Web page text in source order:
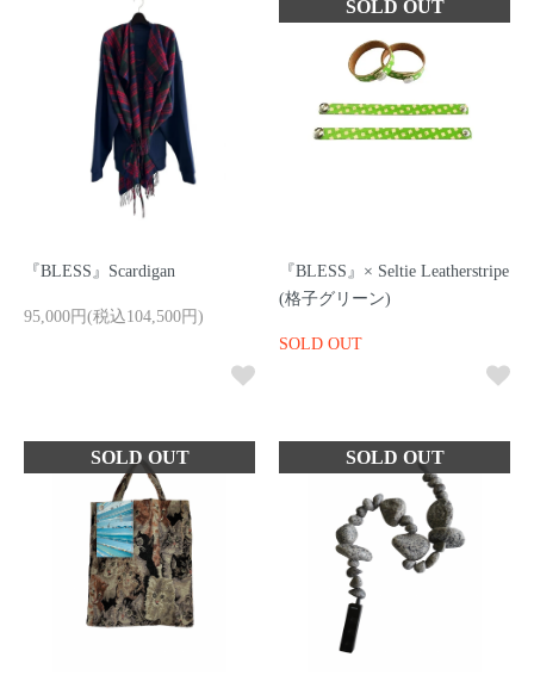
『BLESS』Scardigan
95,000円(税込104,500円)
『BLESS』× Seltie Leatherstripe
(格子グリーン)
SOLD OUT